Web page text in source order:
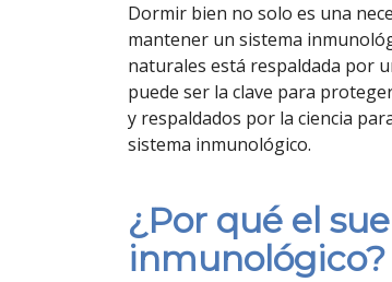
Dormir bien no solo es una
mantener un sistema
naturales está respaldada por
puede ser la clave para
y respaldados por la ciencia
sistema inmunológico.
¿Por qué el
inmunológico?